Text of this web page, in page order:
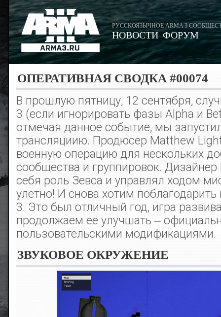
РУССКОЯЗЫЧНОЕ ARMA 3
НОВОСТИ ФОРУМ
ОПЕРАТИВНАЯ СВОДКА #00074
В прошлую пятницу, 12 сентября,
3 (если игнорировать фазы Alpha и
отмечая данное событие, мы
трансляциию. Продюсер Matthew
военную операцию для нескольких
сообщества и группировок.
себя роль Зевса и управлял ходом
улетно! И снова хотим поблагодарить
3. Это был отличный год, игра
продолжаем ее улучшать ‒
пользовательскими модификациями.
ЗВУКОВОЕ ОКРУЖЕНИЕ